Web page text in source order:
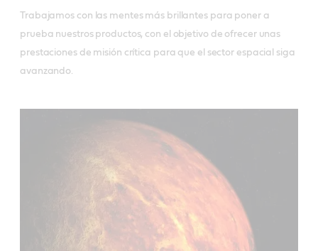
Trabajamos con las mentes más brillantes para poner a
prueba nuestros productos, con el objetivo de ofrecer unas
prestaciones de misión crítica para que el sector espacial siga
avanzando.